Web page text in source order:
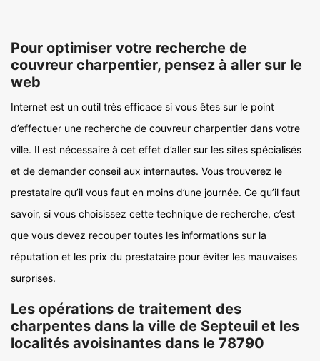
Pour optimiser votre recherche de
couvreur charpentier, pensez à aller sur le
web
Internet est un outil très efficace si vous êtes sur le point
d’effectuer une recherche de couvreur charpentier dans votre
ville. Il est nécessaire à cet effet d’aller sur les sites spécialisés
et de demander conseil aux internautes. Vous trouverez le
prestataire qu’il vous faut en moins d’une journée. Ce qu’il faut
savoir, si vous choisissez cette technique de recherche, c’est
que vous devez recouper toutes les informations sur la
réputation et les prix du prestataire pour éviter les mauvaises
surprises.
Les opérations de traitement des
charpentes dans la ville de Septeuil et les
localités avoisinantes dans le 78790